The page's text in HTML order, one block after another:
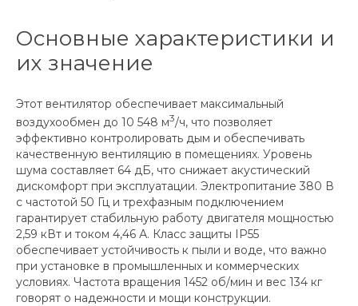
Основные характеристики и
их значение
Этот вентилятор обеспечивает максимальный
воздухообмен до 10 548 м3/ч, что позволяет
эффективно контролировать дым и обеспечивать
качественную вентиляцию в помещениях. Уровень
шума составляет 64 дБ, что снижает акустический
дискомфорт при эксплуатации. Электропитание 380 В
с частотой 50 Гц и трехфазным подключением
гарантирует стабильную работу двигателя мощностью
2,59 кВт и током 4,46 А. Класс защиты IP55
обеспечивает устойчивость к пыли и воде, что важно
при установке в промышленных и коммерческих
условиях. Частота вращения 1452 об/мин и вес 134 кг
говорят о надежности и мощи конструкции.